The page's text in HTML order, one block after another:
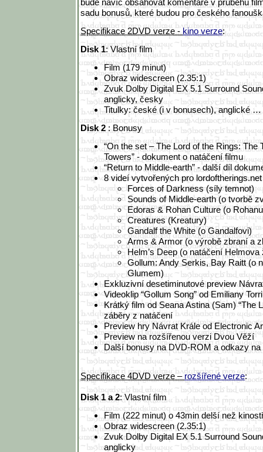
bude navíc obsahovat komentáře v průběhu
sadu bonusů, které budou pro českého
Specifikace 2DVD verze -kino verze:
Disk 1: Vlastní film
Film (179 minut)
Obraz widescreen (2.35:1)
Zvuk Dolby Digital EX 5.1 Surround
anglicky, česky
Titulky: české (i v bonusech), anglické …
Disk 2: Bonusy
“On the set – The Lord of the Rings: The
Towers” - dokument o natáčení filmu
“Return to Middle-earth” - další díl
8 videí vytvořených pro
Forces of Darkness (síly temnot)
Sounds of Middle-earth (o tvorbě
Edoras & Rohan Culture (o
Creatures (Kreatury)
Gandalf the White (o Gandalfovi)
Arms & Armor (o výrobě zbraní a
Helm’s Deep (o natáčení Helmova
Gollum: Andy Serkis, Bay Raitt (o
Glumem)
Exkluzivní desetiminutové preview
Videoklip “Gollum Song” od Emiliany
Krátký film od Seana Astina (Sam) “The
záběry z natáčení
Preview hry Návrat Krále od Electronic
Preview na rozšířenou verzi Dvou Věží
Další bonusy na DVD-ROM a odkazy na
Specifikace 4DVD verze –rozšířené verze:
Disk 1 a 2: Vlastní film
Film (222 minut) o 43min delší než
Obraz widescreen (2.35:1)
Zvuk Dolby Digital EX 5.1 Surround
anglicky